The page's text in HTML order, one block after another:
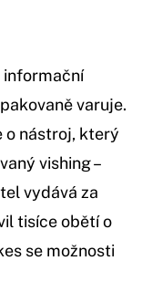
informační
varuje.
o nástroj, který
vishing –
vydává za
tisíce obětí o
se možnosti